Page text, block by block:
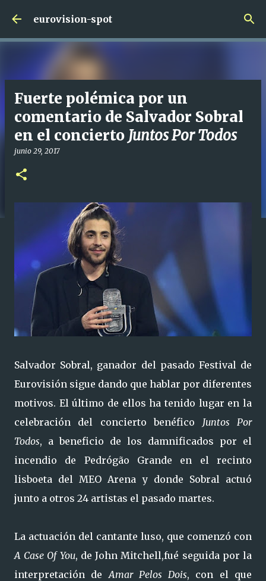
Ir al contenido principal
eurovision-spot
Fuerte polémica por un
comentario de Salvador Sobral
en el concierto Juntos Por Todos
junio 29, 2017
Salvador Sobral, ganador del pasado Festival de
Eurovisión sigue dando que hablar por diferentes
motivos. El último de ellos ha tenido lugar en la
celebración del concierto benéfico Juntos Por
Todos, a beneficio de los damnificados por el
incendio de Pedrógão Grande en el recinto
lisboeta del MEO Arena y donde Sobral actuó
junto a otros 24 artistas el pasado martes.
La actuación del cantante luso, que comenzó con
A Case Of You, de John Mitchell,fué seguida por la
interpretación deAmar Pelos Dois, con el que